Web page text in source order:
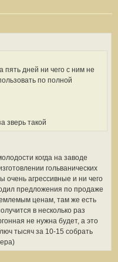
пять дней ни чего с ним не
по полной
зверь такой
когда на заводе
гольванических
очень агрессивные и ни чего
предложения по продаже
ценам, там же есть
в несколько раз
не нужна будет, а это
тысяч за 10-15 собрать